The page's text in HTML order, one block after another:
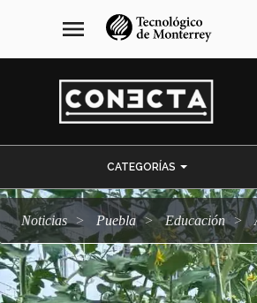
navegación
principal
menu
CATEGORÍAS
Noticias Puebla Educación